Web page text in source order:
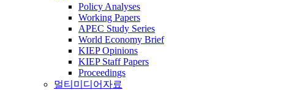
Policy Analyses
Working Papers
APEC Study Series
World Economy Brief
KIEP Opinions
KIEP Staff Papers
Proceedings
멀티미디어자료